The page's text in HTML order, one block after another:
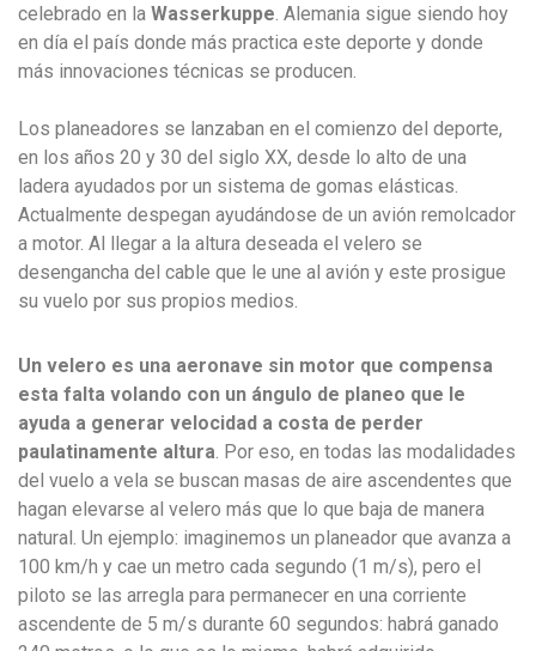
celebrado en la Wasserkuppe . Alemania sigue siendo hoy
en día el país donde más practica este deporte y donde
más innovaciones técnicas se producen.
Los planeadores se lanzaban en el comienzo del deporte,
en los años 20 y 30 del siglo XX, desde lo alto de una
ladera ayudados por un sistema de gomas elásticas.
Actualmente despegan ayudándose de un avión remolcador
a motor. Al llegar a la altura deseada el velero se
desengancha del cable que le une al avión y este prosigue
su vuelo por sus propios medios.
Un velero es una aeronave sin motor que compensa
esta falta volando con un ángulo de planeo que le
ayuda a generar velocidad a costa de perder
paulatinamente altura . Por eso, en todas las modalidades
del vuelo a vela se buscan masas de aire ascendentes que
hagan elevarse al velero más que lo que baja de manera
natural. Un ejemplo: imaginemos un planeador que avanza a
100 km/h y cae un metro cada segundo (1 m/s), pero el
piloto se las arregla para permanecer en una corriente
ascendente de 5 m/s durante 60 segundos: habrá ganado